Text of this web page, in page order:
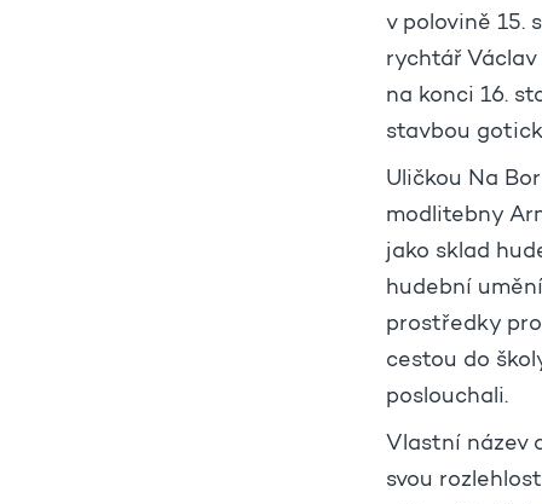
v polovině 15.
rychtář
na konci 16.
stavbou
Uličkou Na
modlitebny
jako sklad
hudební
prostředky
cestou do
poslouchali.
Vlastní název
svou